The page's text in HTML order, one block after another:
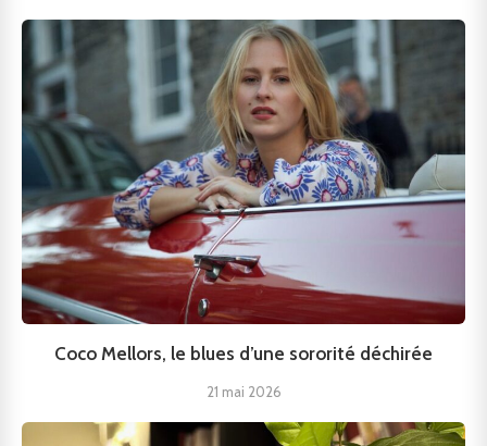
Coco Mellors, le blues d’une sororité déchirée
21 mai 2026